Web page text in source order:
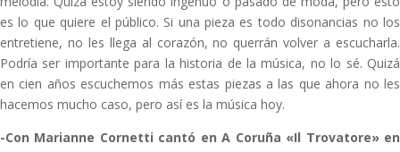
es lo que quiere el público. Si una pieza es todo disonancias no los
entretiene, no les llega al corazón, no querrán volver a escucharla.
Podría ser importante para la historia de la música, no lo sé. Quizá
en cien años escuchemos más estas piezas a las que ahora no les
hacemos mucho caso, pero así es la música hoy.
-Con Marianne Cornetti cantó en A Coruña «Il Trovatore» en